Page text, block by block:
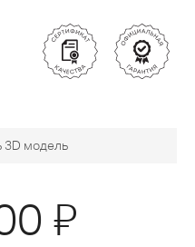
модель
Я